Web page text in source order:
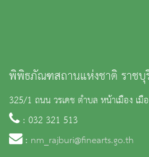
พิพิธภัณฑสถานแห่งชาติ ราชบุ
325/1 ถนน วรเดช ตำบล หน้าเมือง เมื
: 032 321 513
: nm_rajburi@finearts.go.th